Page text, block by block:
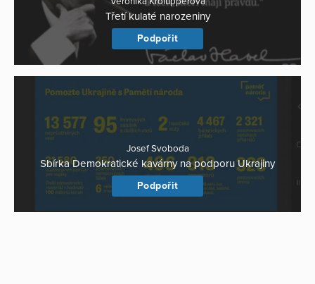
Třetí kulaté narozeniny
Podpořit
Josef Svoboda
Sbírka Demokratické kavárny na podporu Ukrajiny
Podpořit